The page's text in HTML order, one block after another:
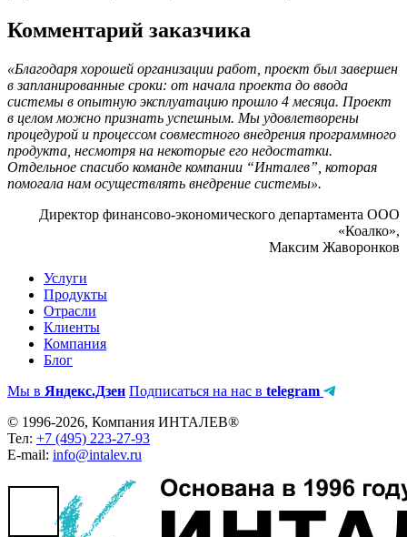
Комментарий заказчика
«Благодаря хорошей организации работ, проект был завершен
в запланированные сроки: от начала проекта до ввода
системы в опытную эксплуатацию прошло 4 месяца. Проект
в целом можно признать успешным. Мы удовлетворены
процедурой и процессом совместного внедрения программного
продукта, несмотря на некоторые его недостатки.
Отдельное спасибо команде компании “Инталев”, которая
помогала нам осуществлять внедрение системы».
Директор финансово-экономического департамента ООО
«Коалко»,
Максим Жаворонков
Услуги
Продукты
Отрасли
Клиенты
Компания
Блог
Мы в Яндекс.Дзен Подписаться на нас в telegram
© 1996-2026, Компания ИНТАЛЕВ®
Тел: +7 (495) 223-27-93
E-mail: info@intalev.ru